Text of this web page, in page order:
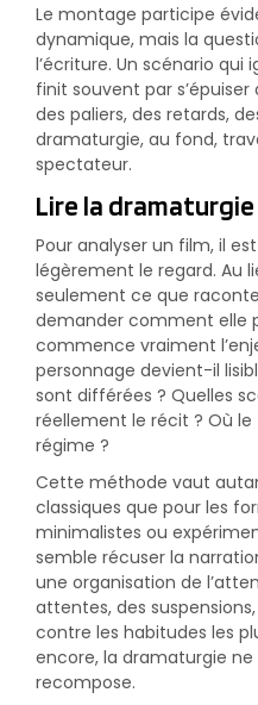
Le montage participe
dynamique, mais la
l’écriture. Un scénario qui
finit souvent par
des paliers, des retards,
dramaturgie, au fond,
spectateur.
Lire la dramaturgie
Pour analyser un film, il
légèrement le regard. Au
seulement ce que
demander comment elle
commence vraiment
personnage devient-il
sont différées ? Quelles
réellement le récit ? Où
régime ?
Cette méthode vaut
classiques que pour les
minimalistes ou
semble récuser la
une organisation de
attentes, des
contre les habitudes les
encore, la dramaturgie ne
recompose.